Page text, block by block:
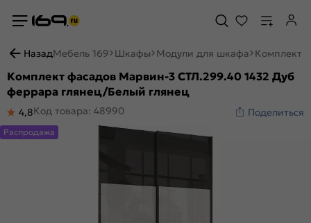
НазадМебель 169 Шкафы Модули для шкафа Комплект
Комплект фасадов Марвин-3 СТЛ.299.40 1432 Дуб
феррара глянец/Белый глянец
4,8Код товара: 48990 Поделиться
Распродажа